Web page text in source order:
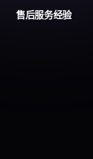
售后服务经验